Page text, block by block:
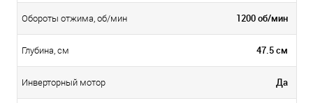
Обороты отжима, об/мин 1200 об/мин
Глубина, см 47.5 см
Инверторный мотор Да